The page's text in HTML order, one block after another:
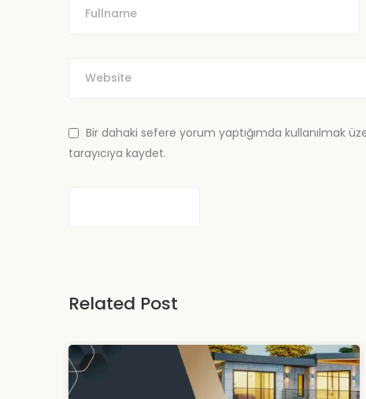
Bir dahaki sefere yorum yaptığımda kullanılmak
tarayıcıya kaydet.
Related Post